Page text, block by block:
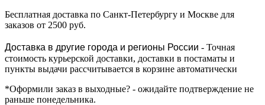
Бесплатная доставка по Санкт-Петербургу и Москве для
заказов от 2500 руб.
Доставка в другие города и регионы России - Точная
стоимость курьерской доставки, доставки в постаматы и
пункты выдачи рассчитывается в корзине автоматически
*Оформили заказ в выходные? - ожидайте подтверждение не
раньше понедельника.